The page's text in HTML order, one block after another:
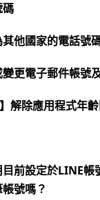
碼
他國家的電話號
更電子郵件帳號
解除應用程式年
目前設定於LINE
號嗎？